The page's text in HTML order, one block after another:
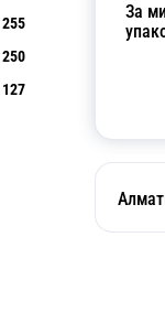
За
255
250
127